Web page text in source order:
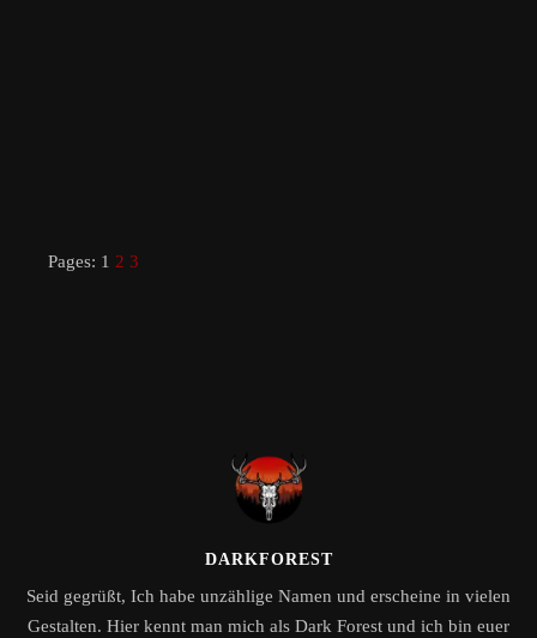
Pages: 1 2 3
DARKFOREST
Seid gegrüßt, Ich habe unzählige Namen und erscheine in vielen
Gestalten. Hier kennt man mich als Dark Forest und ich bin euer